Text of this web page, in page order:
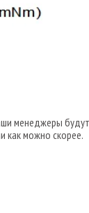
менеджеры
как можно скорее.